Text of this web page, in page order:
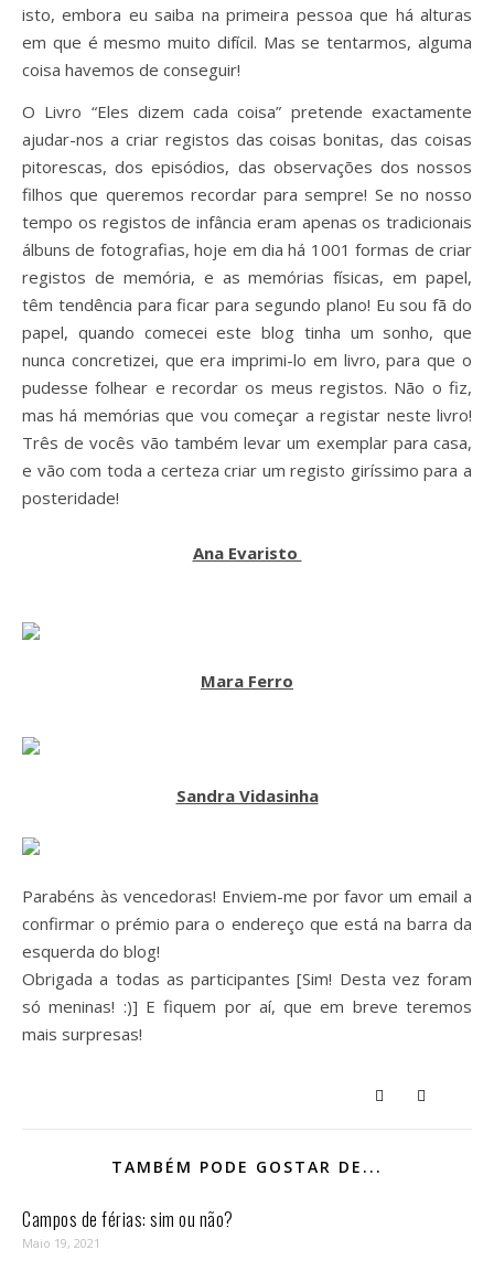
isto, embora eu saiba na primeira pessoa que há alturas
em que é mesmo muito difícil. Mas se tentarmos, alguma
coisa havemos de conseguir!
O Livro “Eles dizem cada coisa” pretende exactamente
ajudar-nos a criar registos das coisas bonitas, das coisas
pitorescas, dos episódios, das observações dos nossos
filhos que queremos recordar para sempre! Se no nosso
tempo os registos de infância eram apenas os tradicionais
álbuns de fotografias, hoje em dia há 1001 formas de criar
registos de memória, e as memórias físicas, em papel,
têm tendência para ficar para segundo plano! Eu sou fã do
papel, quando comecei este blog tinha um sonho, que
nunca concretizei, que era imprimi-lo em livro, para que o
pudesse folhear e recordar os meus registos. Não o fiz,
mas há memórias que vou começar a registar neste livro!
Três de vocês vão também levar um exemplar para casa,
e vão com toda a certeza criar um registo giríssimo para a
posteridade!
Ana Evaristo
Mara Ferro
Sandra Vidasinha
Parabéns às vencedoras! Enviem-me por favor um email a
confirmar o prémio para o endereço que está na barra da
esquerda do blog!
Obrigada a todas as participantes [Sim! Desta vez foram
só meninas! :)] E fiquem por aí, que em breve teremos
mais surpresas!
TAMBÉM PODE GOSTAR DE...
Campos de férias: sim ou não?
Maio 19, 2021